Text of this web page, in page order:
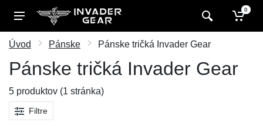
0
Úvod Pánske Pánske tričká Invader Gear
Pánske tričká Invader Gear
5 produktov (1 stránka)
Filtre